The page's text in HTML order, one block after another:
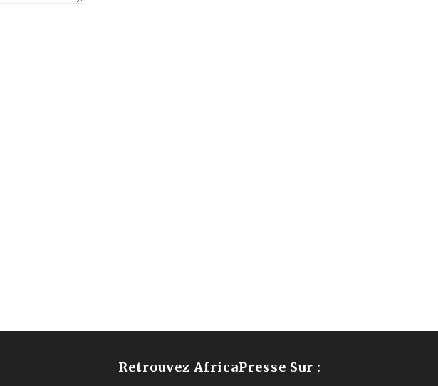
Retrouvez AfricaPresse Sur :